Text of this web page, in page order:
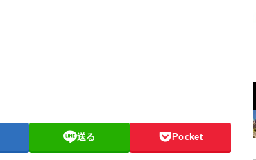
送る Pocket